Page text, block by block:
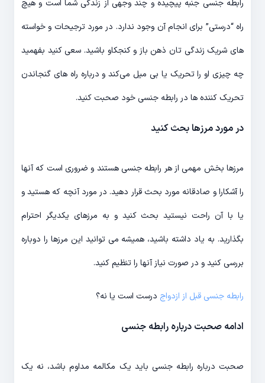
رابطه جنسی جنبه پیچیده و چند وجهی از زندگی شما است و هیچ
راه “درستی” برای انجام آن وجود ندارد. در مورد ترجیحات و خواسته
های شریک زندگی تان ذهن باز و کنجکاو باشید. سعی کنید بفهمید
چه چیزی او را تحریک یا بی میل می‌کند و درباره راه های گنجاندن
تحریک کننده ها در رابطه جنسی خود صحبت کنید.
در مورد مرزها بحث کنید
مرزها بخش مهمی از هر رابطه جنسی هستند و ضروری است که آنها
را آشکارا و صادقانه مورد بحث قرار دهید. در مورد آنچه که هستید و
یا با آن راحت نیستید بحث کنید و به مرزهای یکدیگر احترام
بگذارید. به یاد داشته باشید، همیشه می توانید این مرزها را دوباره
بررسی کنید و در صورت نیاز آنها را تنظیم کنید.
رابطه جنسی قبل از ازدواج درست است یا نه؟
ادامه صحبت درباره رابطه جنسی
صحبت درباره رابطه جنسی باید یک مکالمه مداوم باشد، نه یک